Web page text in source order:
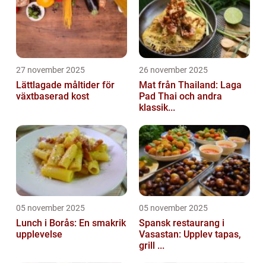
27 november 2025
Lättlagade måltider för
växtbaserad kost
26 november 2025
Mat från Thailand: Laga
Pad Thai och andra
klassik...
05 november 2025
Lunch i Borås: En smakrik
upplevelse
05 november 2025
Spansk restaurang i
Vasastan: Upplev tapas,
grill ...